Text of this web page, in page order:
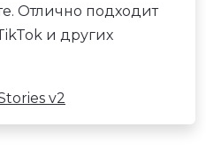
Отлично подходит
и других
v2